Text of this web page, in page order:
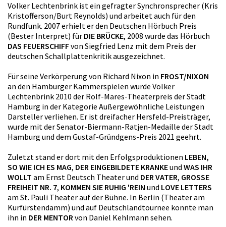
Volker Lechtenbrink ist ein gefragter Synchronsprecher (Kris
Kristofferson/Burt Reynolds) und arbeitet auch für den
Rundfunk. 2007 erhielt er den Deutschen Hörbuch Preis
(Bester Interpret) für DIE BRÜCKE, 2008 wurde das Hörbuch
DAS FEUERSCHIFFvon Siegfried Lenz mit dem Preis der
deutschen Schallplattenkritik ausgezeichnet.
Für seine Verkörperung von Richard Nixon in FROST/NIXON
an den Hamburger Kammerspielen wurde Volker
Lechtenbrink 2010 der Rolf-Mares-Theaterpreis der Stadt
Hamburg in der Kategorie Außergewöhnliche Leistungen
Darsteller verliehen. Er ist dreifacher Hersfeld-Preisträger,
wurde mit der Senator-Biermann-Ratjen-Medaille der Stadt
Hamburg und dem Gustaf-Gründgens-Preis 2021 geehrt.
Zuletzt stand er dort mit den Erfolgsproduktionen LEBEN,
SO WIE ICH ES MAG, DER EINGEBILDETE KRANKEund WAS IHR
WOLLT am Ernst Deutsch Theater und DER VATER, GROSSE
FREIHEIT NR. 7, KOMMEN SIE RUHIG 'REIN und LOVE LETTERS
am St. Pauli Theater auf der Bühne. In Berlin (Theater am
Kurfürstendamm) und auf Deutschlandtournee konnte man
ihn in DER MENTORvon Daniel Kehlmann sehen.